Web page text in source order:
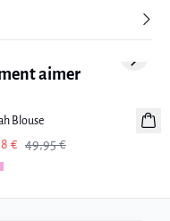
aimer
Blouse
€ 49,95 €
Next